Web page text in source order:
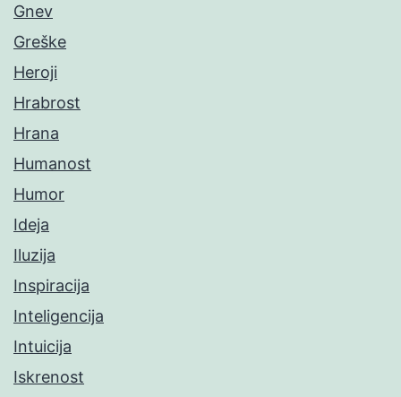
Gnev
Greške
Heroji
Hrabrost
Hrana
Humanost
Humor
Ideja
Iluzija
Inspiracija
Inteligencija
Intuicija
Iskrenost